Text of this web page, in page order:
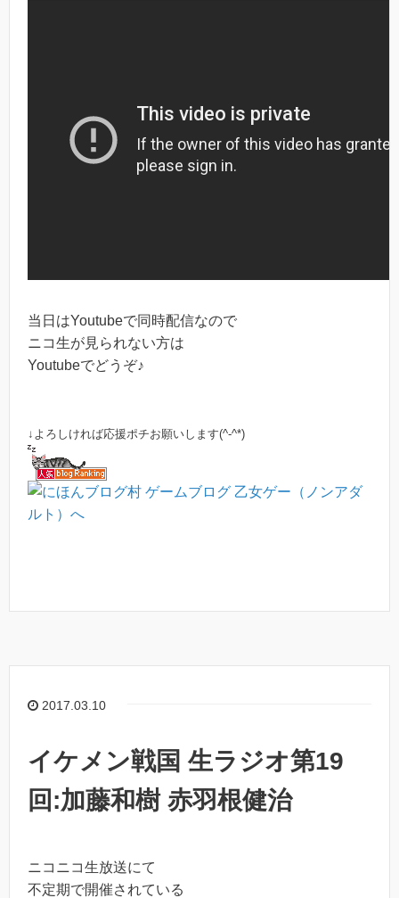
当日はYoutubeで同時配信なので
ニコ生が見られない方は
Youtubeでどうぞ♪
↓よろしければ応援ポチお願いします(^-^*)
2017.03.10
イケメン戦国 生ラジオ第19
回:加藤和樹 赤羽根健治
ニコニコ生放送にて
不定期で開催されている